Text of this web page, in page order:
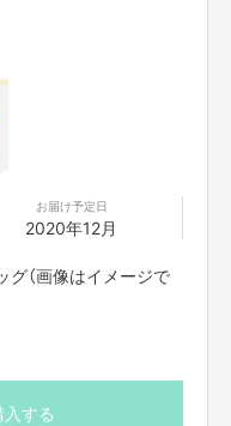
お届け予定日
2020年12月
（画像はイメージで
する